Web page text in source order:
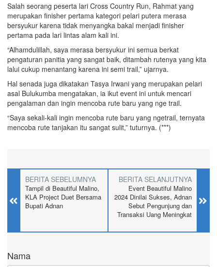
Salah seorang peserta lari Cross Country Run, Rahmat yang
merupakan finisher pertama kategori pelari putera merasa
bersyukur karena tidak menyangka bakal menjadi finisher
pertama pada lari lintas alam kali ini.
“Alhamdulillah, saya merasa bersyukur ini semua berkat
pengaturan panitia yang sangat baik, ditambah rutenya yang kita
lalui cukup menantang karena ini semi trail,” ujarnya.
Hal senada juga dikatakan Tasya Irwani yang merupakan pelari
asal Bulukumba mengatakan, ia ikut event ini untuk mencari
pengalaman dan ingin mencoba rute baru yang nge trail.
“Saya sekali-kali ingin mencoba rute baru yang ngetrail, ternyata
mencoba rute tanjakan itu sangat sulit,” tuturnya. (***)
BERITA SEBELUMNYA
Tampil di Beautiful Malino,
KLA Project Duet Bersama
Bupati Adnan
BERITA SELANJUTNYA
Event Beautiful Malino
2024 Dinilai Sukses, Adnan
Sebut Pengunjung dan
Transaksi Uang Meningkat
Nama